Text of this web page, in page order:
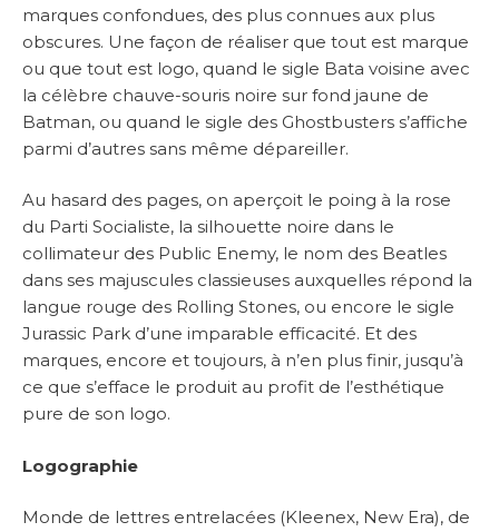
marques confondues, des plus connues aux plus
obscures. Une façon de réaliser que tout est marque
ou que tout est logo, quand le sigle Bata voisine avec
la célèbre chauve-souris noire sur fond jaune de
Batman, ou quand le sigle des Ghostbusters s’affiche
parmi d’autres sans même dépareiller.
Au hasard des pages, on aperçoit le poing à la rose
du Parti Socialiste, la silhouette noire dans le
collimateur des Public Enemy, le nom des Beatles
dans ses majuscules classieuses auxquelles répond la
langue rouge des Rolling Stones, ou encore le sigle
Jurassic Park d’une imparable efficacité. Et des
marques, encore et toujours, à n’en plus finir, jusqu’à
ce que s’efface le produit au profit de l’esthétique
pure de son logo.
Logographie
Monde de lettres entrelacées (Kleenex, New Era), de